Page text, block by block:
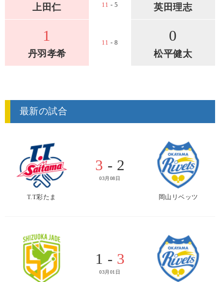
上田仁
11 - 5 英田理志
1
丹羽孝希
11 - 8 0
松平健太
最新の試合
T.T彩たま
3 - 2
03月08日
岡山リベッツ
1 - 3
03月01日